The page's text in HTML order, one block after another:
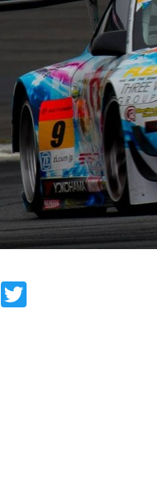
Facebook